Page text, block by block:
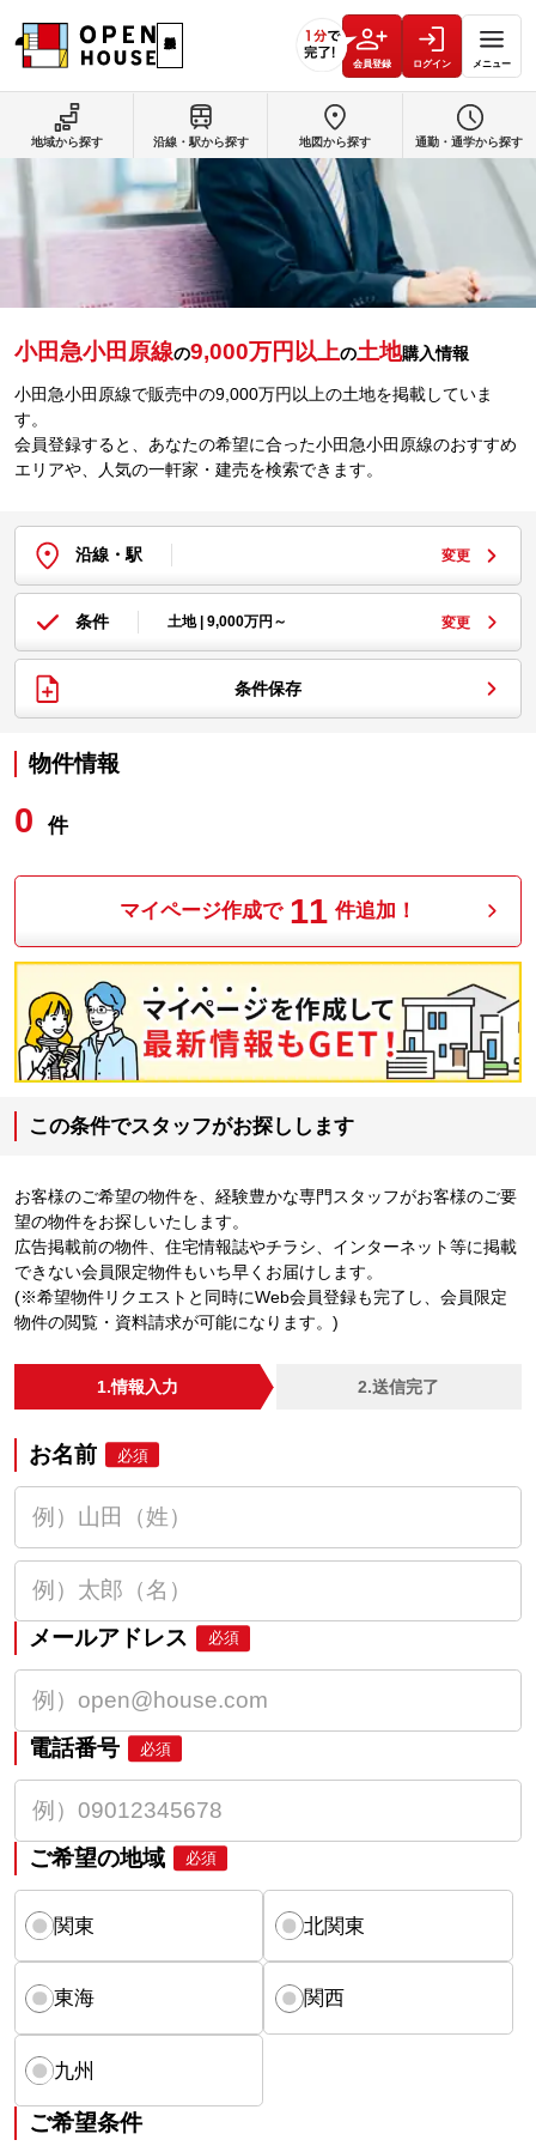
会員登録 ログイン メニュー
小田急小田原線の9,000万円以上の土地購入情報
小田急小田原線で販売中の9,000万円以上の土地を掲載していま
す。
会員登録すると、あなたの希望に合った小田急小田原線のおすすめ
エリアや、人気の一軒家・建売を検索できます。
沿線・駅 変更
条件 土地 | 9,000万円～ 変更
条件保存
物件情報
0 件
マイページ作成で 11 件追加！
この条件でスタッフがお探しします
お客様のご希望の物件を、経験豊かな専門スタッフがお客様のご要
望の物件をお探しいたします。
広告掲載前の物件、住宅情報誌やチラシ、インターネット等に掲載
できない会員限定物件もいち早くお届けします。
(※希望物件リクエストと同時にWeb会員登録も完了し、会員限定
物件の閲覧・資料請求が可能になります。)
1.情報入力 2.送信完了
お名前 必須
メールアドレス 必須
電話番号 必須
ご希望の地域 必須
関東 北関東
東海 関西
九州
ご希望条件
地域から探す 沿線・駅から探す 地図から探す 通勤・通学から探す